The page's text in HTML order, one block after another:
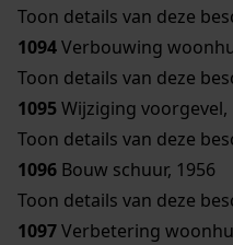
Toon details van deze
1094Verbouwing
Toon details van deze
1095Wijziging voorgevel,
Toon details van deze
1096 Bouw schuur, 1956
Toon details van deze
1097Verbetering